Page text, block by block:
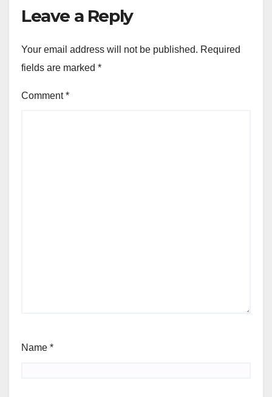
Leave a Reply
Your email address will not be published. Required
fields are marked *
Comment*
Name *